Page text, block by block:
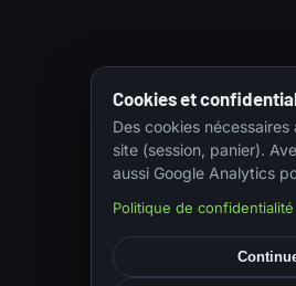
Cookies et
Des cookies
site (session, panier).
aussi Google Analytics
Politique de confidentialité